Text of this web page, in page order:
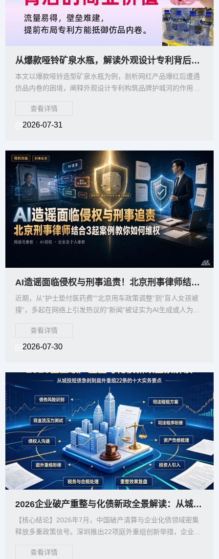
从爆款哑铃矿泉水瓶，解读外观设计专利背后的商业价值，提前布局专利方能抵御仿品内卷
本文以爆款哑铃造型矿泉水瓶为例，剖析网红产品爆红后遭遇
仿品内卷的困境，阐释外观设计专利构筑品牌护城河的作用，
保护原创外形、遏制仿品，守住产品流量与溢价。
查看详情
2026-07-31
AI造谣面临侵权与刑事追责！北京刑事律师结合3起案例教你4步维权
近期，从“护士垫付医药费”“北京用车政策调整”到“盲人女孩被
撞”，多起在网络上引发热议的“新闻”被证实为AI生成或人为摆
查看详情
2026-07-30
2026企业破产重整与化债新政全景解读：从城投短债急刹到庭外重组22条的十大实务
【核心结论】2026年7月，中国破产清算与企业化债领域密集
释放多重政策信号。深圳推出22项庭外重组创新举措，企业破
查看详情